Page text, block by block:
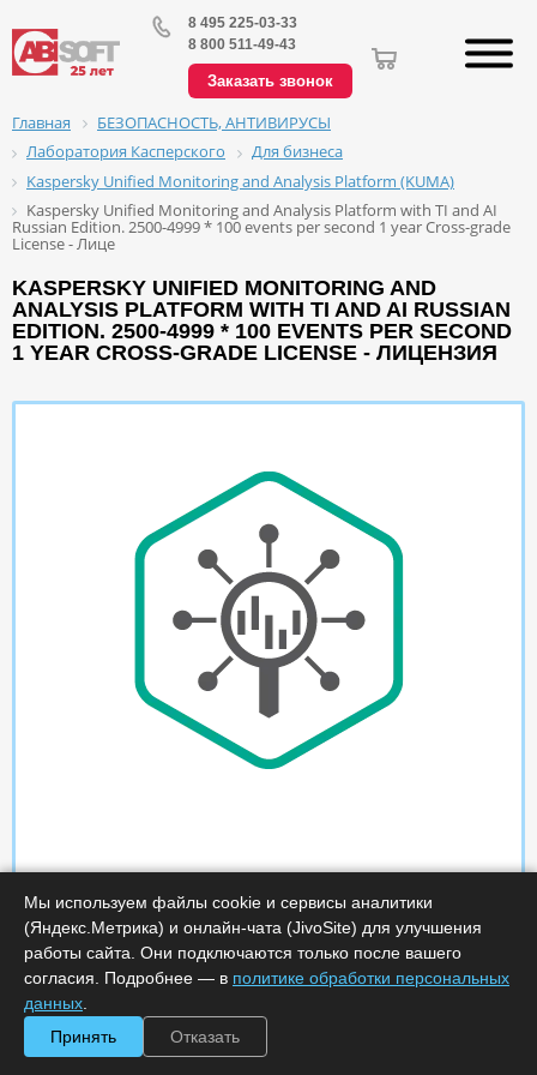
8 495 225-03-33
8 800 511-49-43
Заказать звонок
Главная
БЕЗОПАСНОСТЬ, АНТИВИРУСЫ
Лаборатория Касперского
Для бизнеса
Kaspersky Unified Monitoring and Analysis Platform (KUMA)
Kaspersky Unified Monitoring and Analysis Platform with TI and AI
Russian Edition. 2500-4999 * 100 events per second 1 year Cross-grade
License - Лице
KASPERSKY UNIFIED MONITORING AND
ANALYSIS PLATFORM WITH TI AND AI RUSSIAN
EDITION. 2500-4999 * 100 EVENTS PER SECOND
1 YEAR CROSS-GRADE LICENSE - ЛИЦЕНЗИЯ
Характеристики
Мы используем файлы cookie и сервисы аналитики
(Яндекс.Метрика) и онлайн-чата (JivoSite) для улучшения
работы сайта. Они подключаются только после вашего
согласия. Подробнее — в политике обработки персональных
данных
Принять
Отказать